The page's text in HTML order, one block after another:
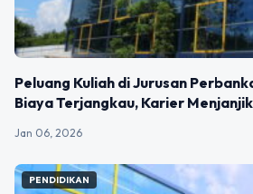
Peluang Kuliah di Jurusan
Biaya Terjangkau, Karier
Jan 06, 2026
PENDIDIKAN